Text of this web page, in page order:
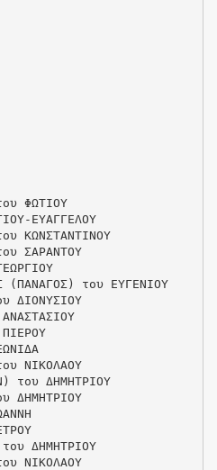
ΦΩΤΙΟΥ
ΕΥΑΓΓΕΛΟΥ
ΚΩΝΣΤΑΝΤΙΝΟΥ
ΣΑΡΑΝΤΟΥ
(ΠΑΝΑΓΟΣ) του ΕΥΓΕΝΙΟΥ
ΔΙΟΝΥΣΙΟΥ
ΝΙΚΟΛΑΟΥ
του ΔΗΜΗΤΡΙΟΥ
ΔΗΜΗΤΡΙΟΥ
ΔΗΜΗΤΡΙΟΥ
ΝΙΚΟΛΑΟΥ